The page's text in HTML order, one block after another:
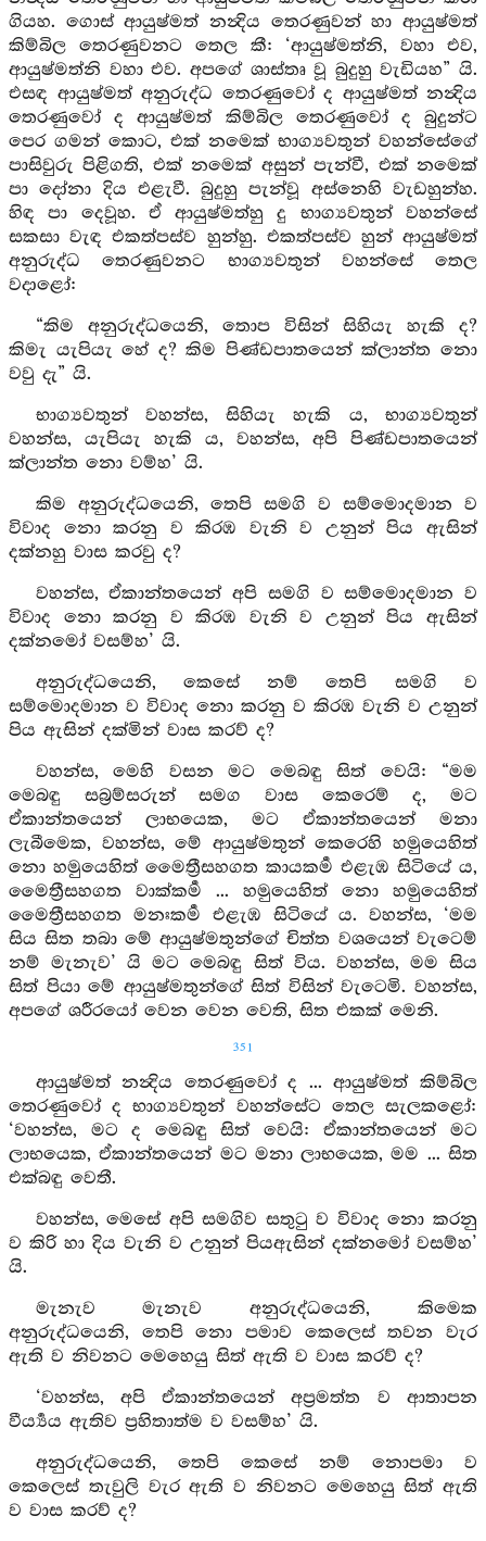
ගියහ. ගොස් ආයුෂ්මත් නන්‍දිය තෙරණුවන් හා ආයුෂ්මත්
කිම්බිල තෙරණුවනට තෙල කී: ‘ආයුෂ්මත්නි, වහා එව,
ආයුෂ්මත්නි වහා එව. අපගේ ශාස්තෘ වූ බුදුහු වැඩියහ” යි.
එසඳ ආයුෂ්මත් අනුරුද්ධ තෙරණුවෝ ද ආයුෂ්මත් නන්‍දිය
තෙරණුවෝ ද ආයුෂ්මත් කිම්බිල තෙරණුවෝ ද බුදුන්ට
පෙර ගමන් කොට, එක් නමෙක් භාග්‍යවතුන් වහන්සේගේ
පාසිවුරු පිළිගති, එක් නමෙක් අසුන් පැන්වී, එක් නමෙක්
පා දෝනා දිය එළැවී. බුදුහු පැන්වූ අස්නෙහි වැඩහුන්හ.
හිඳ පා දෙවූහ. ඒ ආයුෂ්මත්හු දු භාග්‍යවතුන් වහන්සේ
සකසා වැඳ එකත්පස්ව හුන්හු. එකත්පස්ව හුන් ආයුෂ්මත්
අනුරුද්ධ තෙරණුවනට භාග්‍යවතුන් වහන්සේ තෙල
වදාළෝ:
“කිම අනුරුද්ධයෙනි, තොප විසින් සිහියැ හැකි ද?
කිමැ යැපියැ හේ ද? කිම පිණ්ඩපාතයෙන් ක්ලාන්ත නො
වවු දැ” යි.
භාග්‍යවතුන් වහන්ස, සිහියැ හැකි ය, භාග්‍යවතුන්
වහන්ස, යැපියැ හැකි ය, වහන්ස, අපි පිණ්ඩපාතයෙන්
ක්ලාන්ත නො වම්හ’ යි.
කිම අනුරුද්ධයෙනි, තෙපි සමගි ව සම්මොදමාන ව
විවාද නො කරනු ව කිරඹ වැනි ව උනුන් පිය ඇසින්
දක්නහු වාස කරවු ද?
වහන්ස, ඒකාන්තයෙන් අපි සමගි ව සම්මොදමාන ව
විවාද නො කරනු ව කිරඹ වැනි ව උනුන් පිය ඇසින්
දක්නමෝ වසම්හ’ යි.
අනුරුද්ධයෙනි, කෙසේ නම් තෙපි සමගි ව
සම්මොදමාන ව විවාද නො කරනු ව කිරඹ වැනි ව උනුන්
පිය ඇසින් දක්මින් වාස කරව් ද?
වහන්ස, මෙහි වසන මට මෙබඳු සිත් වෙයි: “මම
මෙබඳු සබ්‍රම්සරුන් සමග වාස කෙරෙම් ද, මට
ඒකාන්තයෙන් ලාභයෙක, මට ඒකාන්තයෙන් මනා
ලැබීමෙක, වහන්ස, මේ ආයුෂ්මතුන් කෙරෙහි හමුයෙහිත්
නො හමුයෙහිත් මෛත්‍රීසහගත කායකර්‍ම එළැඹ සිටියේ ය,
මෛත්‍රීසහගත වාක්කර්‍ම ... හමුයෙහිත් නො හමුයෙහිත්
මෛත්‍රීසහගත මනඃකර්‍ම එළැඹ සිටියේ ය. වහන්ස, ‘මම
සිය සිත තබා මේ ආයුෂ්මතුන්ගේ චිත්ත වශයෙන් වැටෙම්
නම් මැනැව’ යි මට මෙබඳු සිත් විය. වහන්ස, මම සිය
සිත් පියා මේ ආයුෂ්මතුන්ගේ සිත් විසින් වැටෙමි. වහන්ස,
අපගේ ශරීරයෝ වෙන වෙන වෙති, සිත එකක් මෙනි.
351
ආයුෂ්මත් නන්‍දිය තෙරණුවෝ ද ... ආයුෂ්මත් කිම්බිල
තෙරණුවෝ ද භාග්‍යවතුන් වහන්සේට තෙල සැලකළෝ:
‘වහන්ස, මට ද මෙබඳු සිත් වෙයි: ඒකාන්තයෙන් මට
ලාභයෙක, ඒකාන්තයෙන් මට මනා ලාභයෙක, මම ... සිත
එක්බඳු වෙතී.
වහන්ස, මෙසේ අපි සමගිව සතුටු ව විවාද නො කරනු
ව කිරි හා දිය වැනි ව උනුන් පියඇසින් දක්නමෝ වසම්හ’
යි.
මැනැව මැනැව අනුරුද්ධයෙනි, කිමෙක
අනුරුද්ධයෙනි, තෙපි නො පමාව කෙලෙස් තවන වැර
ඇති ව නිවනට මෙහෙයු සිත් ඇති ව වාස කරව් ද?
‘වහන්ස, අපි ඒකාන්තයෙන් අප්‍රමත්ත ව ආතාපන
වීර්‍ය්‍යය ඇතිව ප්‍රහිතාත්ම ව වසම්හ’ යි.
අනුරුද්ධයෙනි, තෙපි කෙසේ නම් නොපමා ව
කෙලෙස් තැවුලි වැර ඇති ව නිවනට මෙහෙයු සිත් ඇති
ව වාස කරව් ද?